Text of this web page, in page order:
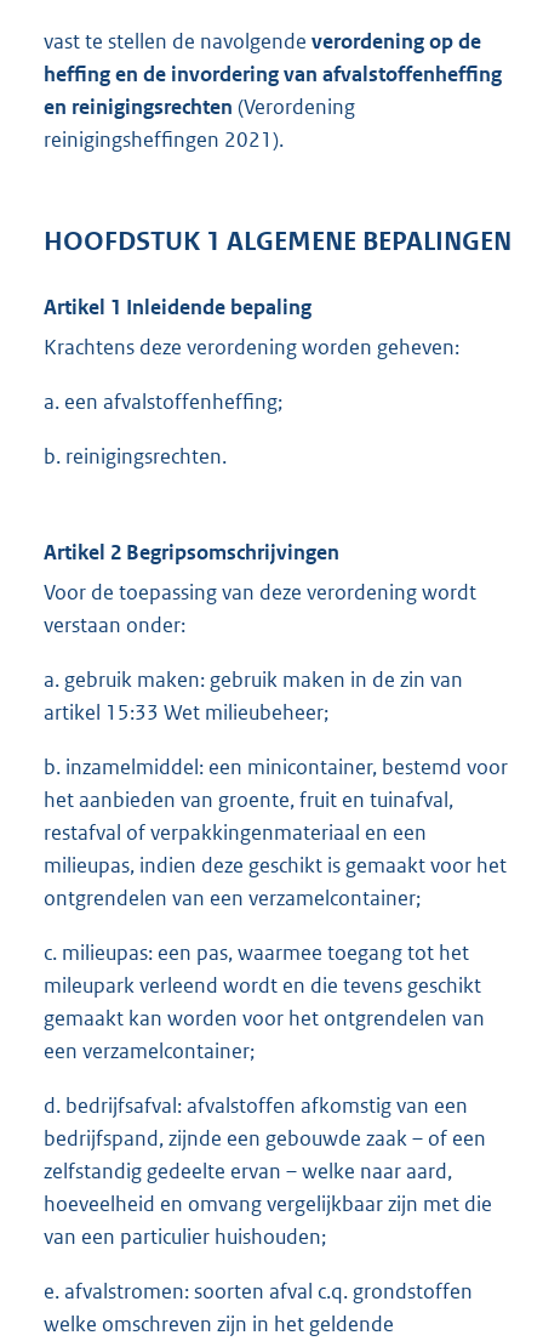
vast te stellen de navolgende verordening op de
heffing en de invordering van afvalstoffenheffing
en reinigingsrechten (Verordening
reinigingsheffingen 2021).
HOOFDSTUK 1 ALGEMENE BEPALINGEN
Artikel 1 Inleidende bepaling
Krachtens deze verordening worden geheven:
a. een afvalstoffenheffing;
b. reinigingsrechten.
Artikel 2 Begripsomschrijvingen
Voor de toepassing van deze verordening wordt
verstaan onder:
a. gebruik maken: gebruik maken in de zin van
artikel 15:33 Wet milieubeheer;
b. inzamelmiddel: een minicontainer, bestemd voor
het aanbieden van groente, fruit en tuinafval,
restafval of verpakkingenmateriaal en een
milieupas, indien deze geschikt is gemaakt voor het
ontgrendelen van een verzamelcontainer;
c. milieupas: een pas, waarmee toegang tot het
mileupark verleend wordt en die tevens geschikt
gemaakt kan worden voor het ontgrendelen van
een verzamelcontainer;
d. bedrijfsafval: afvalstoffen afkomstig van een
bedrijfspand, zijnde een gebouwde zaak – of een
zelfstandig gedeelte ervan – welke naar aard,
hoeveelheid en omvang vergelijkbaar zijn met die
van een particulier huishouden;
e. afvalstromen: soorten afval c.q. grondstoffen
welke omschreven zijn in het geldende